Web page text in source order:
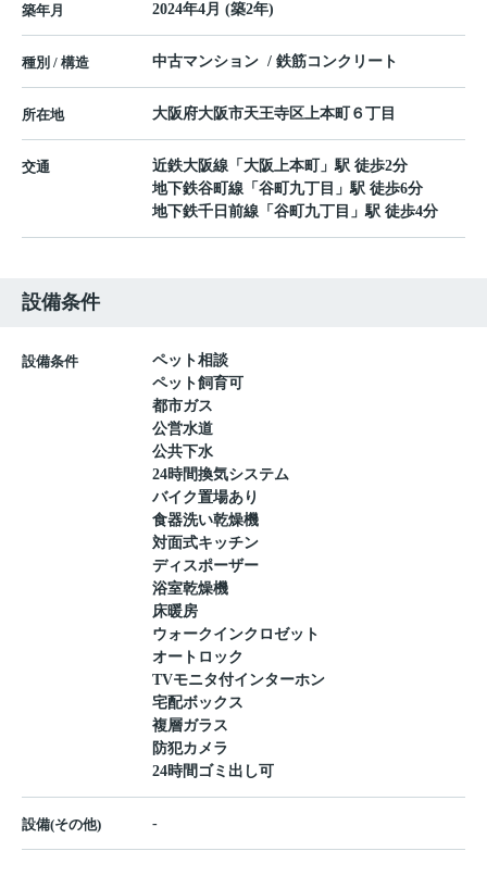
築年月 2024年4月 (築2年)
種別 / 構造 中古マンション / 鉄筋コンクリート
所在地 大阪府大阪市天王寺区上本町 ６丁目
交通 近鉄大阪線 「 大阪上本町
」駅 徒歩2分
地下鉄谷町線 「 谷町九丁目 」駅 徒歩6分
地下鉄千日前線 「 谷町九丁目 」駅 徒歩4分
設備条件
設備条件
ペット相談
ペット飼育可
都市ガス
公営水道
公共下水
24時間換気システム
バイク置場あり
食器洗い乾燥機
対面式キッチン
ディスポーザー
浴室乾燥機
床暖房
ウォークインクロゼット
オートロック
TVモニタ付インターホン
宅配ボックス
複層ガラス
防犯カメラ
24時間ゴミ出し可
設備(その他) -